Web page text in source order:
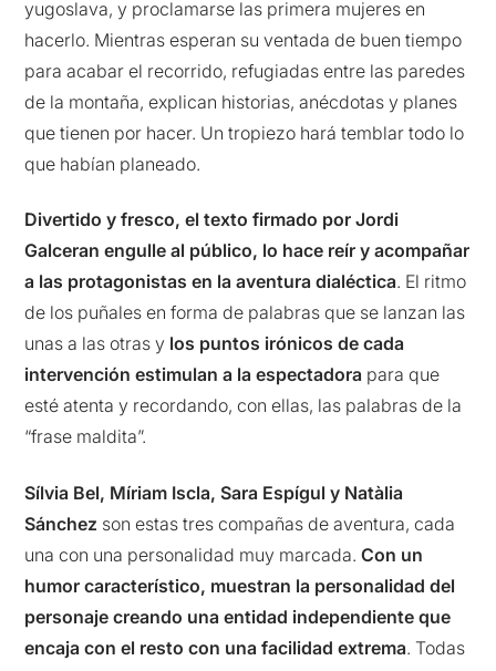
yugoslava, y proclamarse las primera mujeres en
hacerlo. Mientras esperan su ventada de buen tiempo
para acabar el recorrido, refugiadas entre las paredes
de la montaña, explican historias, anécdotas y planes
que tienen por hacer. Un tropiezo hará temblar todo lo
que habían planeado.
Divertido y fresco, el texto firmado por Jordi
Galceran engulle al público, lo hace reír y acompañar
a las protagonistas en la aventura dialéctica. El ritmo
de los puñales en forma de palabras que se lanzan las
unas a las otras y los puntos irónicos de cada
intervención estimulan a la espectadora para que
esté atenta y recordando, con ellas, las palabras de la
“frase maldita”.
Sílvia Bel, Míriam Iscla, Sara Espígul y Natàlia
Sánchez son estas tres compañas de aventura, cada
una con una personalidad muy marcada.Con un
humor característico, muestran la personalidad del
personaje creando una entidad independiente que
encaja con el resto con una facilidad extrema. Todas